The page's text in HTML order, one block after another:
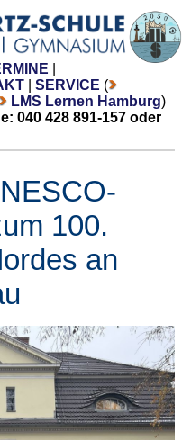
SERVICE (
LMS Lernen Hamburg)
040 428 891-157 oder
100.
an